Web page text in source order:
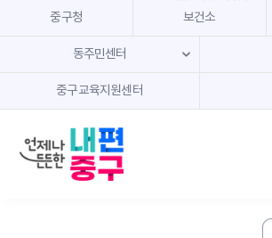
본문 내용 바로가기
주메뉴 바로가기
중구청 보건소
동주민센터
중구교육지원센터